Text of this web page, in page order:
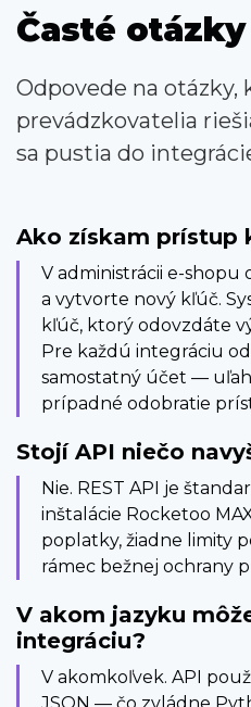
Časté
Odpovede na otázky,
prevádzkovatelia
sa pustia do
Ako získam prístup
V administrácii e-
a vytvorte nový kľúč.
kľúč, ktorý odovzdáte
Pre každú integráciu
samostatný účet —
prípadné odobratie
Stojí API niečo
Nie. REST API je
inštalácie Rocketoo
poplatky, žiadne limity
rámec bežnej ochrany
V akom jazyku
integráciu?
V akomkoľvek. API